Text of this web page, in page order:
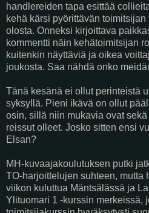
handlereiden tapa esittää
kehä kärsi pyörittävän
olosta. Onneksi kirjoittava
kommentti näin kehätoimitsijan
kuitenkin näyttäviä ja oikea
joukosta. Saa nähdä onko
Tänä kesänä ei ollut perinteistä
syksyllä. Pieni ikävä on ollut
osin, sillä niin mukavia ovat
reissut olleet. Josko sitten ensi
Elsan?
MH-kuvaajakoulutuksen putki
TO-harjoittelujen suhteen, mutta
viikon kuluttua Mäntsälässä ja
Ylituomari 1 -kurssin merkeissä,